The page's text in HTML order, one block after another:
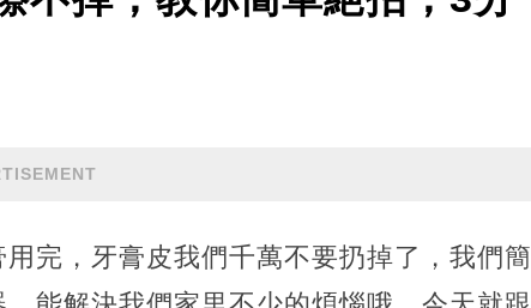
完，牙膏皮我們千萬不要扔掉了，我們簡